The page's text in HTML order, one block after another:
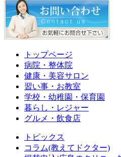
トップページ
病院・整体院
健康・美容サロン
習い事・お教室
学校・幼稚園・保育園
暮らし・レジャー
グルメ・飲食店
トピックス
コラム(教えてドクター)